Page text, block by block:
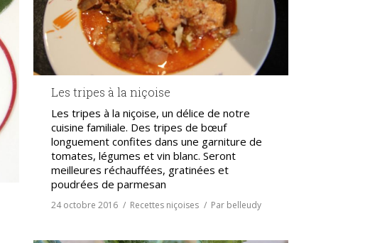
Les tripes à la niçoise
Les tripes à la niçoise, un délice de notre
cuisine familiale. Des tripes de bœuf
longuement confites dans une garniture de
tomates, légumes et vin blanc. Seront
meilleures réchauffées, gratinées et
poudrées de parmesan
24 octobre 2016 Recettes niçoises Par belleudy